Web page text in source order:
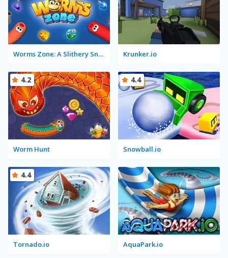
Worms Zone: A Slithery Snake Krunker.io
Worm Hunt
4.2
Snowball.io
4.4
Tornado.io
4.4
AquaPark.io